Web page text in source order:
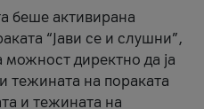
беше активирана
“Јави се и слушни”,
можност директно да ја
тежината на пораката
и тежината на